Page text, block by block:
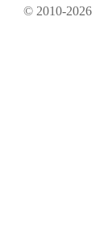
© 2010-2026